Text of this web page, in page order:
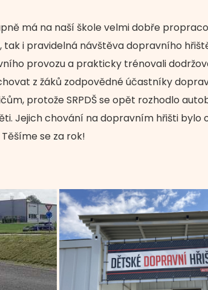
má na naší škole velmi dobře
i pravidelná návštěva dopravního
provozu a prakticky trénovali
z žáků zodpovědné účastníky
protože SRPDŠ se opět rozhodlo
Jejich chování na dopravním hřišti bylo
se za rok!